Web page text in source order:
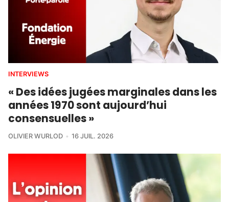
INTERVIEWS
« Des idées jugées marginales dans les
années 1970 sont aujourd’hui
consensuelles »
OLIVIER WURLOD 16 JUIL. 2026